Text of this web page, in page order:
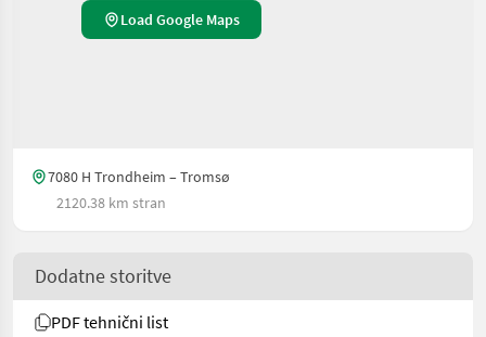
Load Google Maps
7080 H Trondheim – Tromsø
2120.38 km stran
Dodatne storitve
PDF tehnični list